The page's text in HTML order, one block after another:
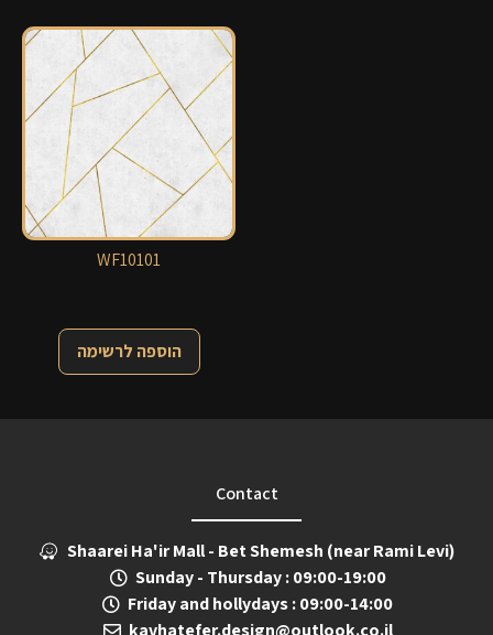
WF10101
הוספה לרשימה
Contact
Shaarei Ha'ir Mall - Bet Shemesh (near Rami Levi)
Sunday - Thursday : 09:00-19:00
Friday and hollydays : 09:00-14:00